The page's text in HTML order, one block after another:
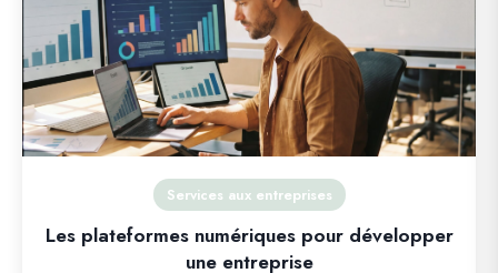
Services aux entreprises
Les plateformes numériques pour développer
une entreprise